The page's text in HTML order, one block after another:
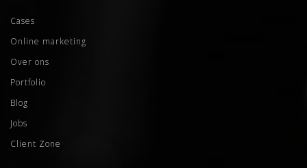
Cases
Online marketing
Over ons
Portfolio
Blog
Jobs
Client Zone